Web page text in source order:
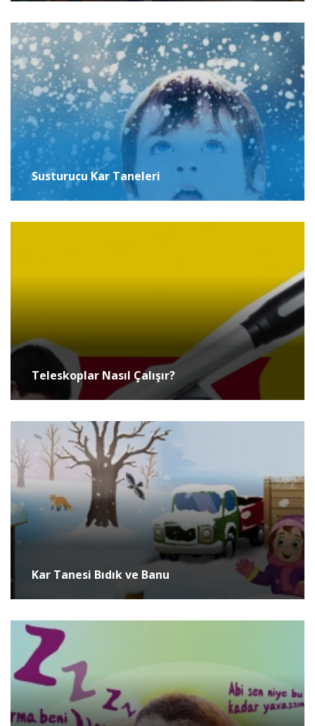
Susturucu Kar Taneleri
Teleskoplar Nasıl Çalışır?
Kar Tanesi Bıdık ve Banu